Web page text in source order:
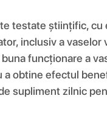
testate științific,
inclusiv a
funcționare a
obtine efectul
supliment zilnic